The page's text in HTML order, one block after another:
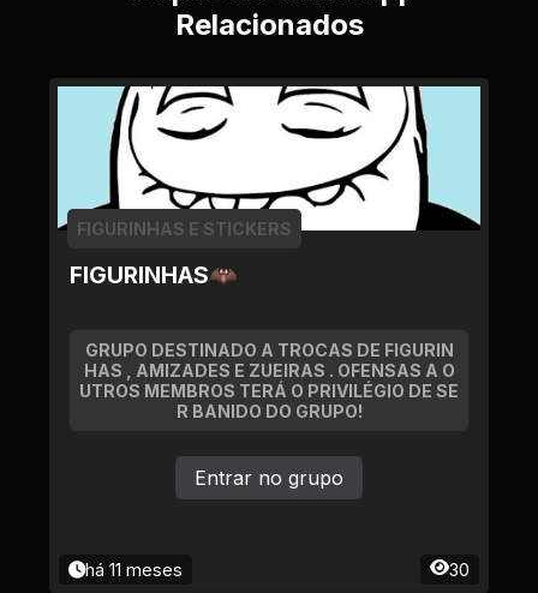
Relacionados
FIGURINHAS🦇
FIGURINHAS E STICKERS
GRUPO DESTINADO A TROCAS DE FIGURIN
HAS , AMIZADES E ZUEIRAS . OFENSAS A O
UTROS MEMBROS TERÁ O PRIVILÉGIO DE SE
R BANIDO DO GRUPO!
há 11 meses 30
Entrar no grupo